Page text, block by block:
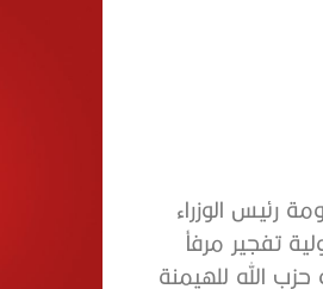
رئيس الوزراء
تفجير مرفأ
الله للهيمنة